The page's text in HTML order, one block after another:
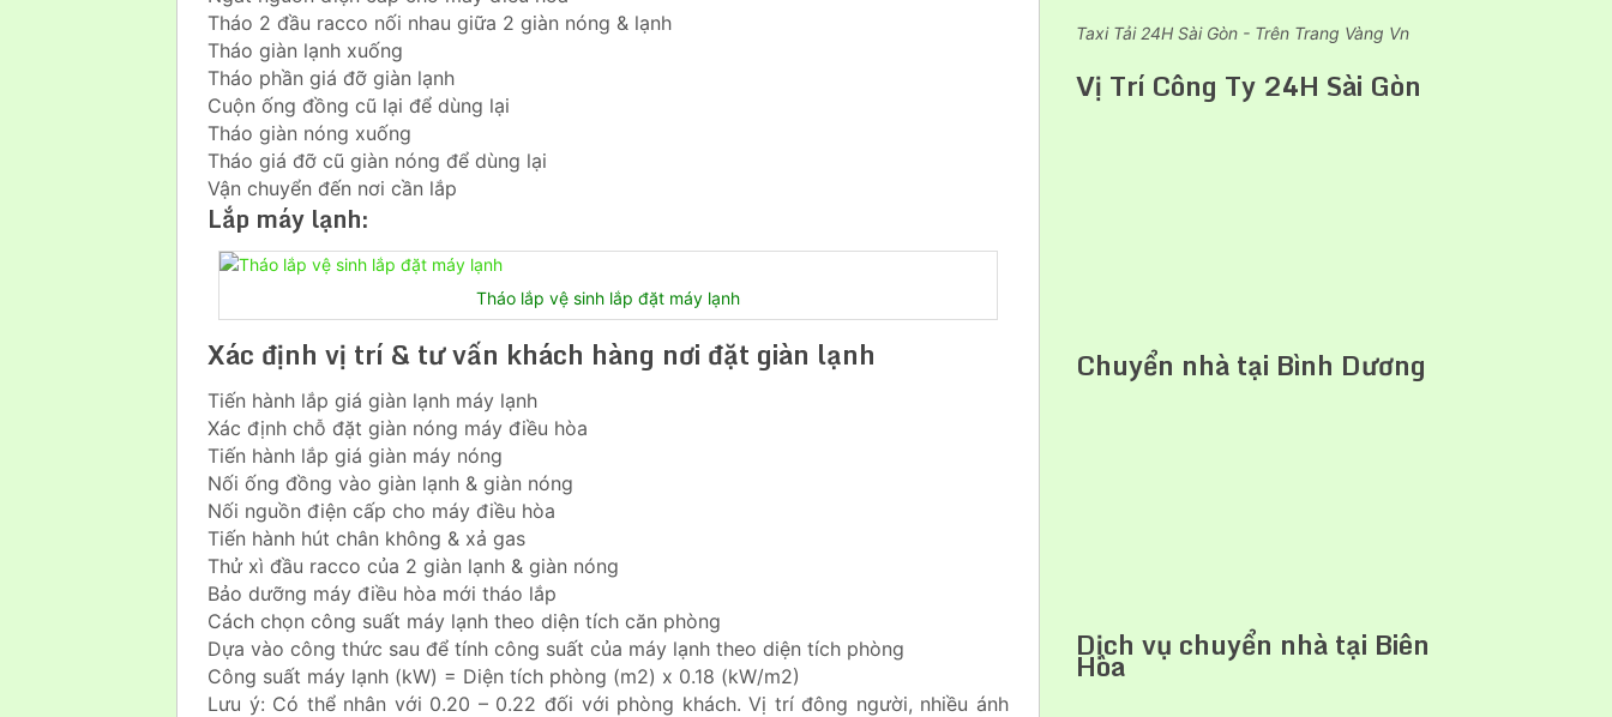
Tháo 2 đầu racco nối nhau giữa 2 giàn nóng & lạnh
Tháo giàn lạnh xuống
Tháo phần giá đỡ giàn lạnh
Cuộn ống đồng cũ lại để dùng lại
Tháo giàn nóng xuống
Tháo giá đỡ cũ giàn nóng để dùng lại
Vận chuyển đến nơi cần lắp
Lắp máy lạnh:
Tháo lắp vệ sinh lắp đặt máy lạnh
Xác định vị trí & tư vấn khách hàng nơi đặt giàn lạnh
Tiến hành lắp giá giàn lạnh máy lạnh
Xác định chỗ đặt giàn nóng máy điều hòa
Tiến hành lắp giá giàn máy nóng
Nối ống đồng vào giàn lạnh & giàn nóng
Nối nguồn điện cấp cho máy điều hòa
Tiến hành hút chân không & xả gas
Thử xì đầu racco của 2 giàn lạnh & giàn nóng
Bảo dưỡng máy điều hòa mới tháo lắp
Cách chọn công suất máy lạnh theo diện tích căn phòng
Dựa vào công thức sau để tính công suất của máy lạnh theo diện tích phòng
Công suất máy lạnh (kW) = Diện tích phòng (m2) x 0.18 (kW/m2)
Lưu ý: Có thể nhân với 0.20 – 0.22 đối với phòng khách. Vị trí đông người, nhiều ánh
Taxi Tải 24H Sài Gòn - Trên Trang Vàng Vn
Vị Trí Công Ty 24H Sài Gòn
Chuyển nhà tại Bình Dương
Dịch vụ chuyển nhà tại Biên
Hòa